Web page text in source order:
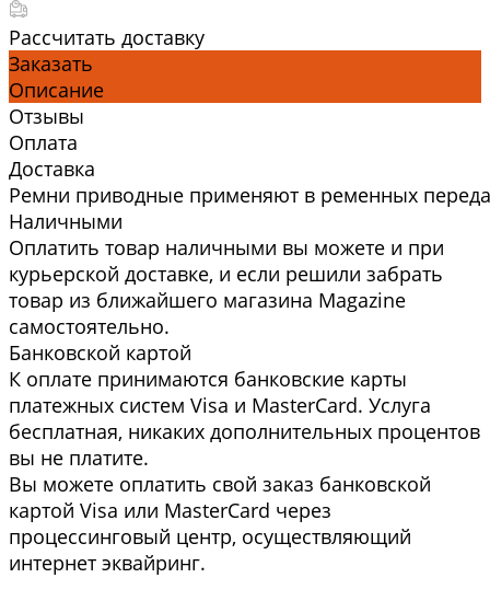
Рассчитать доставку
Заказать
Описание
Отзывы
Оплата
Доставка
Ремни приводные применяют в ременных
Наличными
Оплатить товар наличными вы можете и при
курьерской доставке, и если решили забрать
товар из ближайшего магазина Magazine
самоcтоятельно.
Банковской картой
К оплате принимаются банковские карты
платежных систем Visa и MasterCard. Услуга
бесплатная, никаких дополнительных процентов
вы не платите.
Вы можете оплатить свой заказ банковской
картой Visa или MasterCard через
процессинговый центр, осуществляющий
интернет эквайринг.